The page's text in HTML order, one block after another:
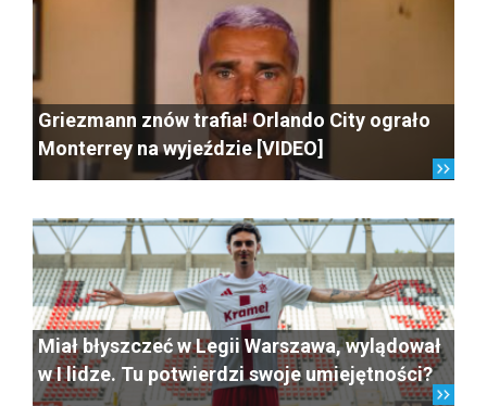
Griezmann znów trafia! Orlando City ograło
Monterrey na wyjeździe [VIDEO]
Miał błyszczeć w Legii Warszawa, wylądował
w I lidze. Tu potwierdzi swoje umiejętności?